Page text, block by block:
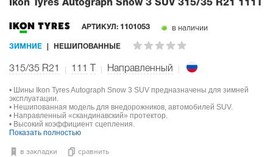
Ikon Tyres Autograph Snow 3 SUV 315/35 R21 111T
АРТИКУЛ: 1101053 в наличии
ЗИМНИЕ НЕШИПОВАННЫЕ
315/35 R21 111 Направленный
• Шины Ikon Tyres Autograph Snow 3 SUV предназначены для зимней
эксплуатации.
• Нешипованная модель для внедорожников, автомобилей SUV.
• Направленный «скандинавский» протектор.
• Высокий коэффициент сцепления.
Показать полностью
в закладки сравнить